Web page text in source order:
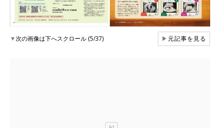
▼次の画像は下へスクロール (5/37) ▶元記事を見る